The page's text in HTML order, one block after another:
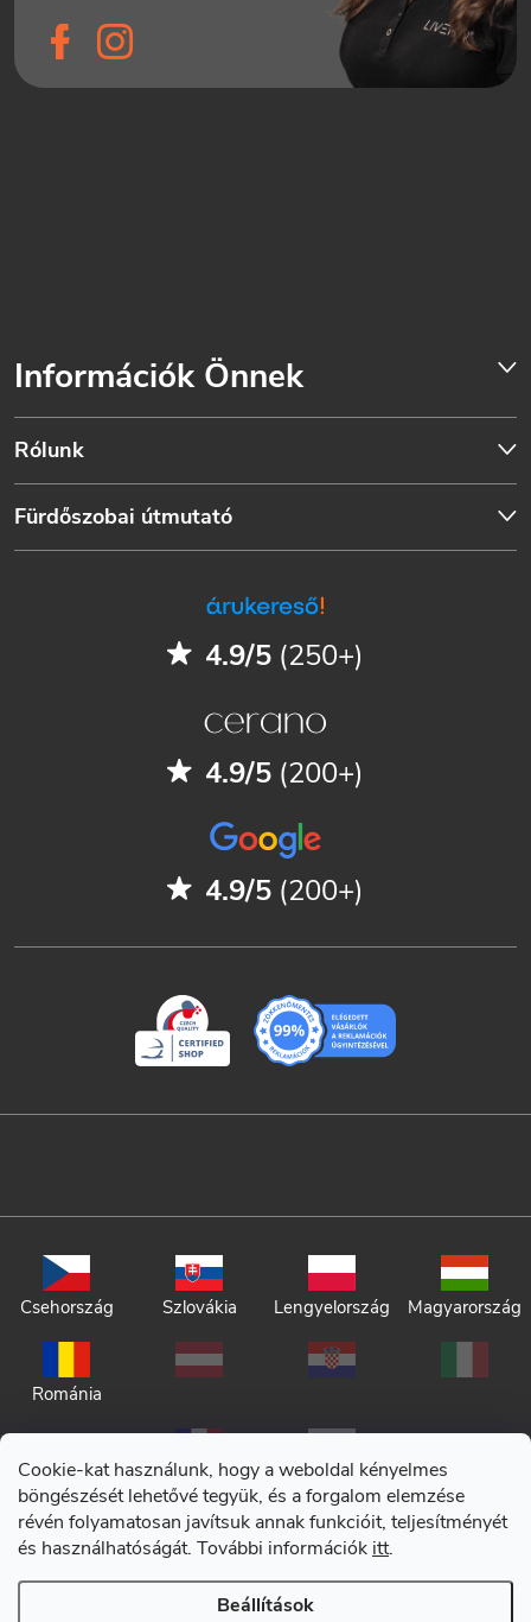
Cookie-kat használunk, hogy a weboldal kényelmes
böngészését lehetővé tegyük, és a forgalom elemzése
révén folyamatosan javítsuk annak funkcióit, teljesítményét
és használhatóságát. További információk itt.
Beállítások
Információk Önnek
Rólunk
Fürdőszobai útmutató
4.9/5 (250+)
4.9/5 (200+)
4.9/5 (200+)
Csehország Szlovákia Lengyelország Magyarország
Románia
Általános szerződési feltételek